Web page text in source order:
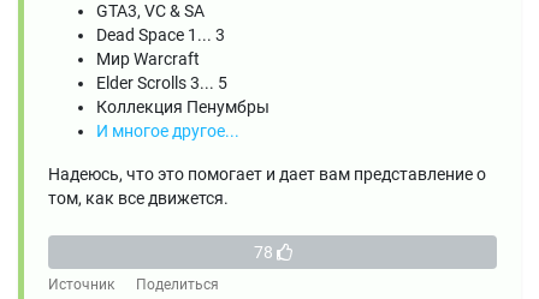
GTA3, VC & SA
Dead Space 1... 3
Мир Warcraft
Elder Scrolls 3... 5
Коллекция Пенумбры
И многое другое...
Надеюсь, что это помогает и дает вам представление о
том, как все движется.
78
Источник
Поделиться